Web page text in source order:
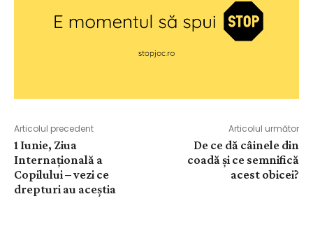
Articolul precedent
1 Iunie, Ziua
Internațională a
Copilului – vezi ce
drepturi au aceștia
Articolul următor
De ce dă câinele din
coadă și ce semnifică
acest obicei?